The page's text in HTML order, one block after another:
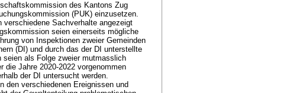
des Kantons Zug
(PUK) einzusetzen.
Sachverhalte angezeigt
seien einerseits mögliche
von Inspektionen zweier Gemeinden
(DI) und durch das der DI unterstellte
seien als Folge zweier mutmasslich
die Jahre 2020-2022 vorgenommen
der DI untersucht werden.
den verschiedenen Ereignissen und